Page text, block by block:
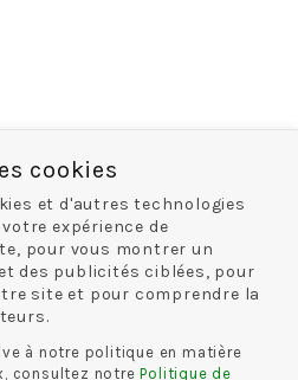
cookies
et d'autres technologies
expérience de
pour vous montrer un
des publicités ciblées, pour
site et pour comprendre la
à notre politique en matière
consultez notrePolitique de